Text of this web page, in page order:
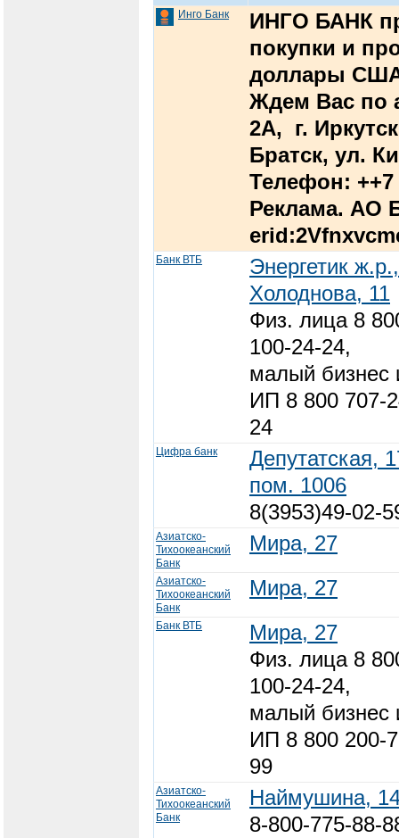
Инго Банк
ИНГО БАНК
покупки и
доллары
Ждем Вас по
2А, г.
Братск, ул.
Телефон: ++7
Реклама. АО
Банк ВТБ
Энергетик ж.р.,
Холоднова, 11
Физ. лица 8
100-24-24,
малый бизнес
ИП 8 800 707-
24
Цифра банк
Депутатская,
пом. 1006
8(3953)49-02-
Азиатско-
Тихоокеанский
Банк
Мира, 27
Азиатско-
Тихоокеанский
Банк
Мира, 27
Банк ВТБ
Мира, 27
Физ. лица 8
100-24-24,
малый бизнес
ИП 8 800 200-
99
Азиатско-
Тихоокеанский
Банк
Наймушина,
8-800-775-88-